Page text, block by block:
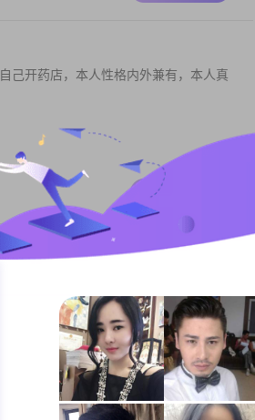
己开药店，本人性格内外兼有，本人真
细水长流......牵着我的手别放开，哪
私聊TA